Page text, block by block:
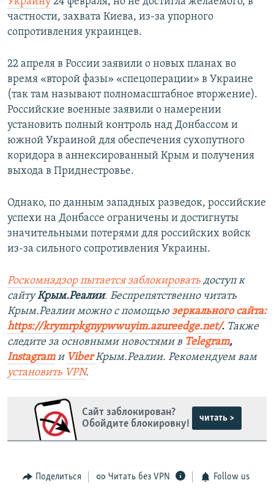
частности, захвата Киева, из-за упорного
сопротивления украинцев.
22 апреля в России заявили о новых планах во
время «второй фазы» «спецоперации» в Украине
(так там называют полномасштабное вторжение).
Российские военные заявили о намерении
установить полный контроль над Донбассом и
южной Украиной для обеспечения сухопутного
коридора в аннексированный Крым и получения
выхода в Приднестровье.
Однако, по данным западных разведок, российские
успехи на Донбассе ограничены и достигнуты
значительными потерями для российских войск
из-за сильного сопротивления Украины.
Роскомнадзор пытается заблокировать доступ к
сайтуКрым.Реалии. Беспрепятственно читать
Крым.Реалии можно с помощью зеркального сайта:
https://krymrpkgnypwwuyim.azureedge.net/. Также
следите за основными новостями в Telegram,
Instagramи ViberКрым.Реалии. Рекомендуем вам
установить VPN.
Сайт заблокирован?
Обойдите блокировку!
читать >
Поделиться Читать без VPN Follow us